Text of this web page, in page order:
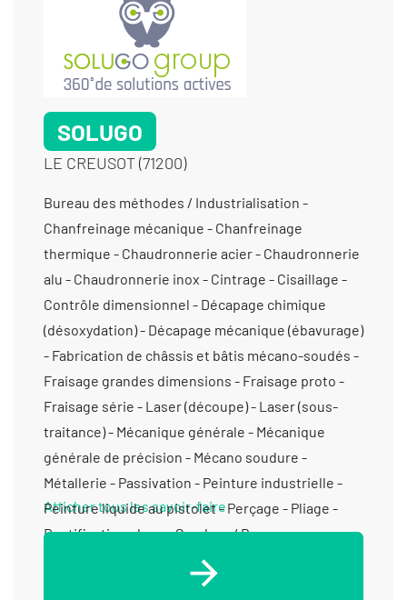
SOLUGO
LE CREUSOT (71200)
Bureau des méthodes / Industrialisation -
Chanfreinage mécanique - Chanfreinage
thermique - Chaudronnerie acier - Chaudronnerie
alu - Chaudronnerie inox - Cintrage - Cisaillage -
Contrôle dimensionnel - Décapage chimique
(désoxydation) - Décapage mécanique (ébavurage)
- Fabrication de châssis et bâtis mécano-soudés -
Fraisage grandes dimensions - Fraisage proto -
Fraisage série - Laser (découpe) - Laser (sous-
traitance) - Mécanique générale - Mécanique
générale de précision - Mécano soudure -
Métallerie - Passivation - Peinture industrielle -
Peinture liquide au pistolet - Perçage - Pliage -
Rectification plane - Soudure / Brasure
traditionnelle - Soudure aluminium - Tôlerie fine/
de précision - Tôlerie industrielle - Traitement
Afficher tous les savoir-faire